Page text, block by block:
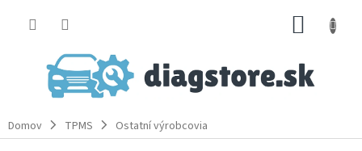
Domov TPMS Ostatní výrobcovia